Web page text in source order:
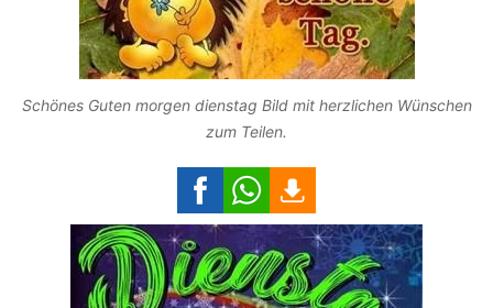
Schönes Guten morgen dienstag Bild mit herzlichen Wünschen
zum Teilen.